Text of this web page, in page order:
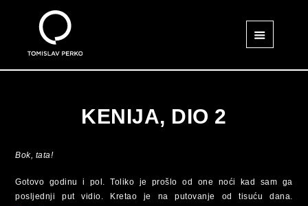
KENIJA, DIO 2
Bok, tata!
Gotovo godinu i pol. Toliko je prošlo od one noći kad sam ga
posljednji put vidio. Kretao je na putovanje od tisuću dana.